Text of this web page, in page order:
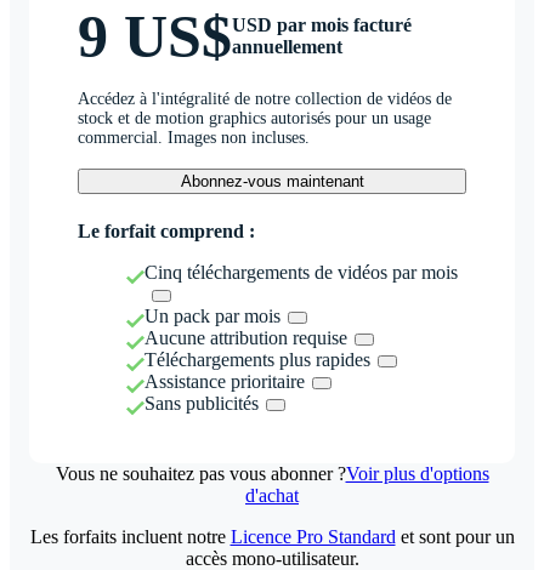
9 US$USD par mois facturé
annuellement
Accédez à l'intégralité de notre collection de vidéos de
stock et de motion graphics autorisés pour un usage
commercial. Images non incluses.
Abonnez-vous maintenant
Le forfait comprend :
Cinq téléchargements de vidéos par mois
Un pack par mois
Aucune attribution requise
Téléchargements plus rapides
Assistance prioritaire
Sans publicités
Vous ne souhaitez pas vous abonner ?Voir plus d'options
d'achat
Les forfaits incluent notre Licence Pro Standard et sont pour un
accès mono-utilisateur.